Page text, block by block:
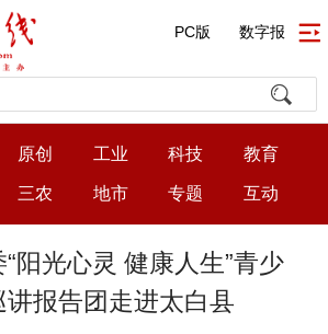
PC版 数字报
原创 工业 科技 教育
三农 地市 专题 互动
阳光心灵 健康人生”青少
报告团走进太白县